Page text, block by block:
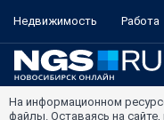
Недвижимость Работа
На информационном
файлы. Оставаясь на